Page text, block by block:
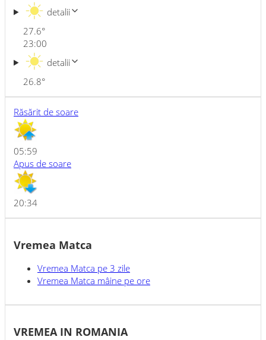
27.6°
detalii
23:00
26.8°
detalii
Răsărit de soare
05:59
Apus de soare
20:34
Vremea Matca
Vremea Matca pe 3 zile
Vremea Matca mâine pe ore
VREMEA IN ROMANIA